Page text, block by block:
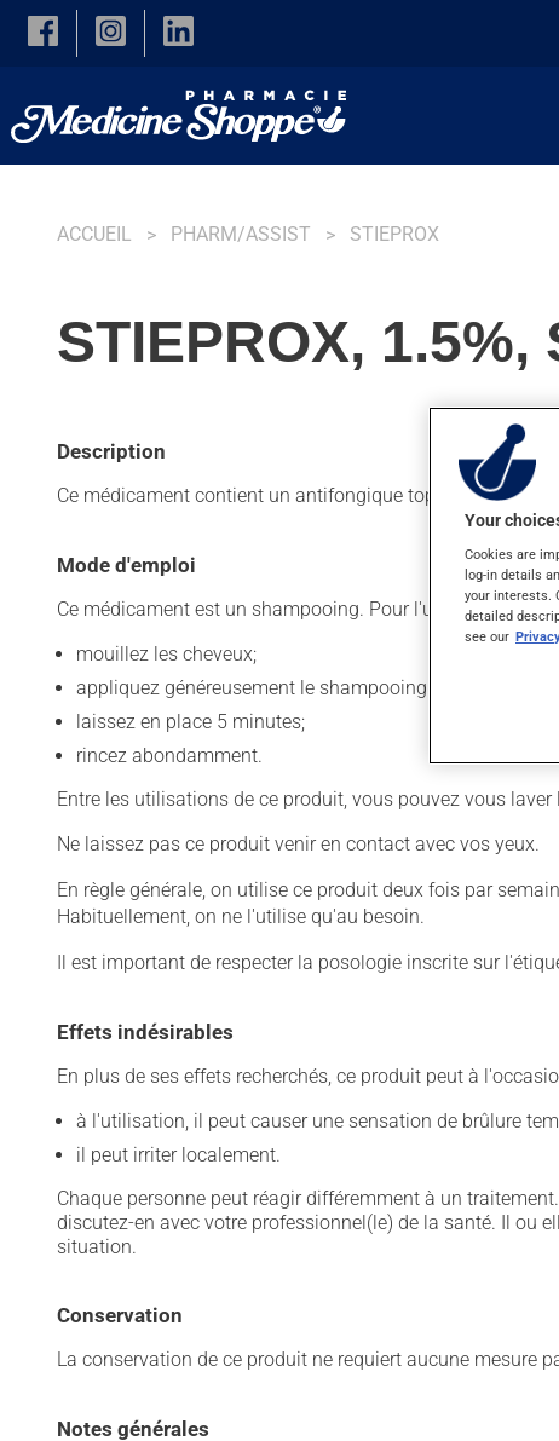
Skip to main content
ACCUEIL PHARM/ASSIST STIEPROX
STIEPROX, 1.5%,
Description
Ce médicament contient un antifongique topique.
Mode d'emploi
Ce médicament est un shampooing. Pour l'utiliser :
mouillez les cheveux;
appliquez généreusement le shampooing et faites
laissez en place 5 minutes;
rincez abondamment.
Entre les utilisations de ce produit, vous pouvez vous
Ne laissez pas ce produit venir en contact avec vos yeux.
En règle générale, on utilise ce produit deux fois par
Habituellement, on ne l'utilise qu'au besoin.
Il est important de respecter la posologie inscrite sur
Effets indésirables
En plus de ses effets recherchés, ce produit peut à
à l'utilisation, il peut causer une sensation de brûlure
il peut irriter localement.
Chaque personne peut réagir différemment à un
discutez-en avec votre professionnel(le) de la santé. Il ou
situation.
Conservation
La conservation de ce produit ne requiert aucune mesure
Notes générales
Your
Cookies are
log-in details
your interests.
detailed
see our